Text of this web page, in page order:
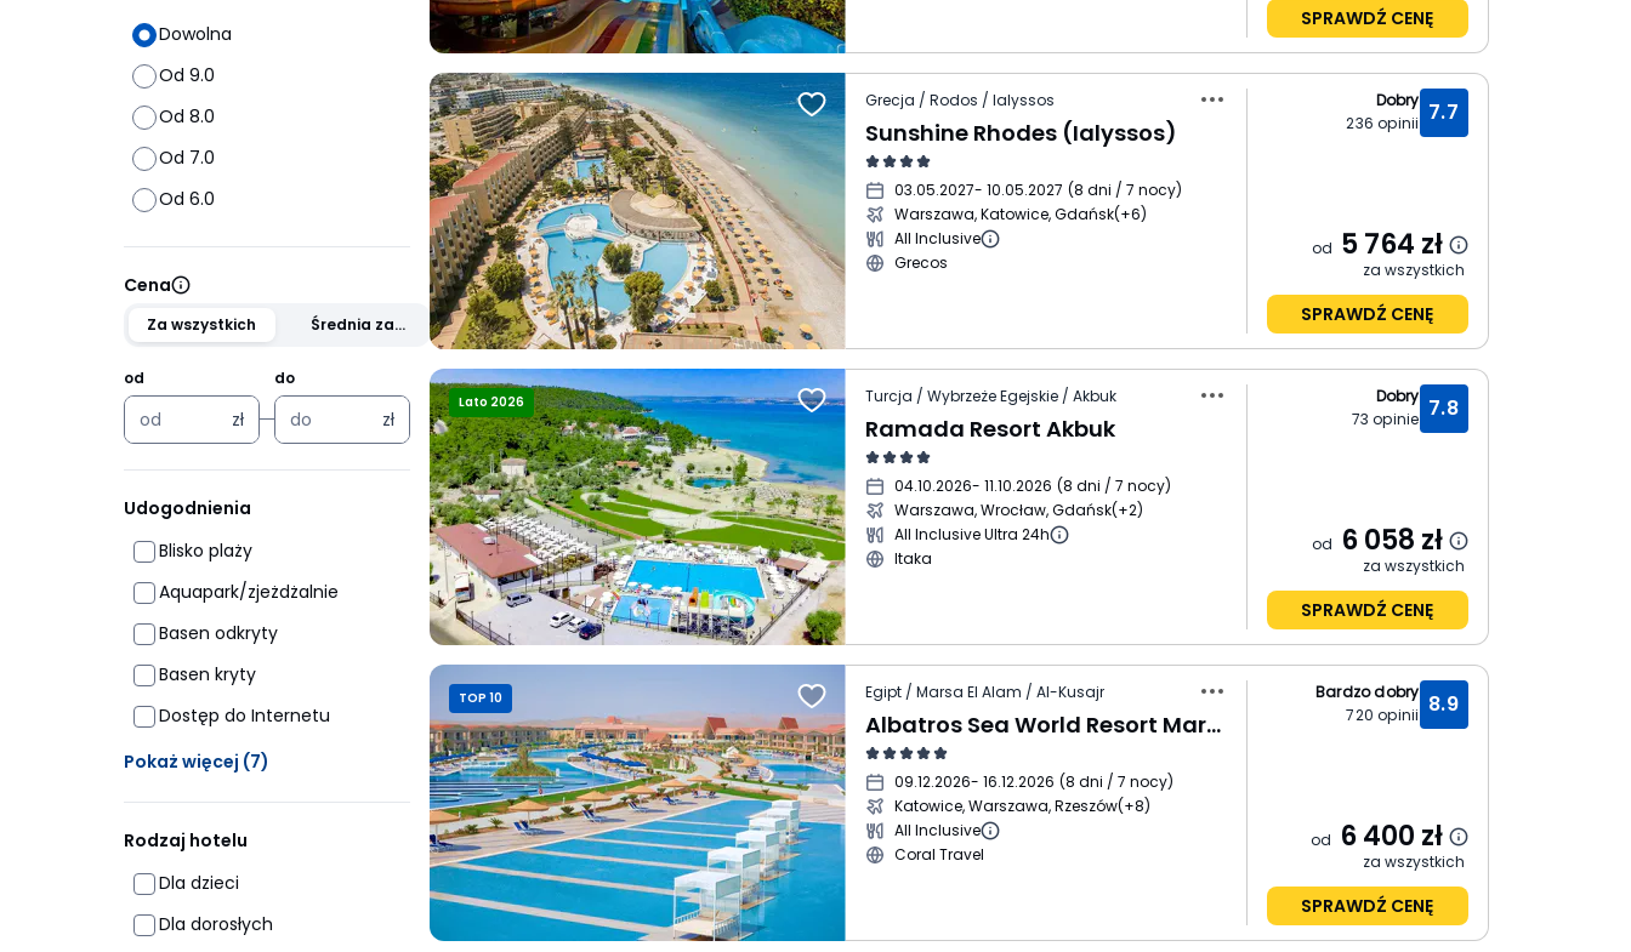
Dowolna
Od 9.0
Od 8.0
Od 7.0
Od 6.0
Cena
Za wszystkich
Średnia za
od
zł
do
zł
Udogodnienia
Blisko plaży
Aquapark/zjeżdżalnie
Basen odkryty
Basen kryty
Dostęp do Internetu
Pokaż więcej (7)
Rodzaj hotelu
Dla dzieci
Dla dorosłych
SPRAWDŹ CENĘ
Grecja / Rodos / Ialyssos
Sunshine Rhodes (Ialyssos)
03.05.2027- 10.05.2027 (8 dni / 7 nocy)
Warszawa, Katowice, Gdańsk(+6)
All Inclusive
Grecos
7.7
Dobry
236 opinii
od 5 764 zł
za wszystkich
SPRAWDŹ CENĘ
Lato 2026 Turcja / Wybrzeże Egejskie / Akbuk
Ramada Resort Akbuk
04.10.2026- 11.10.2026 (8 dni / 7 nocy)
Warszawa, Wrocław, Gdańsk(+2)
All Inclusive Ultra 24h
Itaka
7.8
Dobry
73 opinie
od 6 058 zł
za wszystkich
SPRAWDŹ CENĘ
TOP 10 Egipt / Marsa El Alam / Al-Kusajr
Albatros Sea World Resort Marsa Alam
09.12.2026- 16.12.2026 (8 dni / 7 nocy)
Katowice, Warszawa, Rzeszów(+8)
All Inclusive
Coral Travel
8.9
Bardzo dobry
720 opinii
od 6 400 zł
za wszystkich
SPRAWDŹ CENĘ